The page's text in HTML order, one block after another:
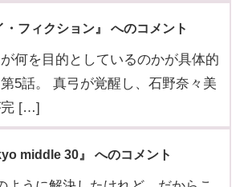
・フィクション』 へのコメント
何を目的としているのかが具体的
5話。 真弓が覚醒し、石野奈々美
完 […]
middle 30』 へのコメント